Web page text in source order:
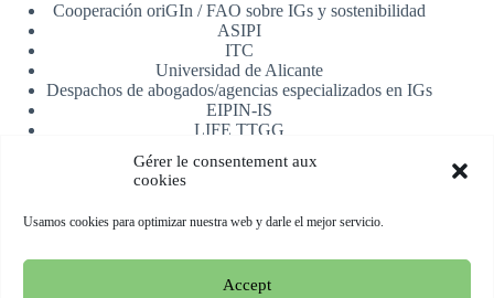
Gérer le consentement aux
cookies
Usamos cookies para optimizar nuestra web y darle el mejor servicio.
Accept
Cooperación oriGIn / FAO sobre IGs y sostenibilidad
ASIPI
ITC
Universidad de Alicante
Despachos de abogados/agencias especializados en IGs
EIPIN-IS
LIFE TTGG
Registrarse